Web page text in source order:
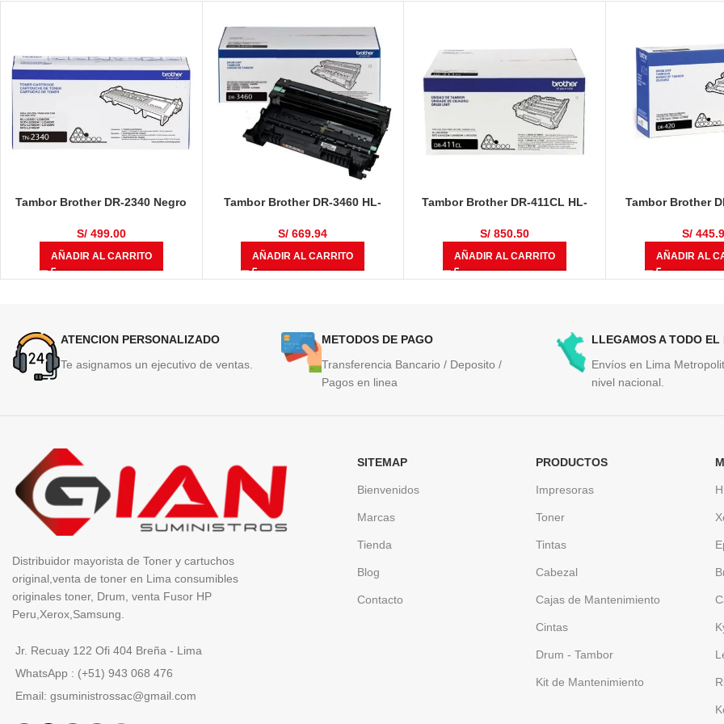
Tambor Brother DR-2340 Negro
S/499.00
AÑADIR AL CARRITO
Tambor Brother DR-3460 HL-
L5650DN / MFC-L6700 / MFC-
L6900DW / MFC-L5900DW 50,000
Páginas
S/ 669.94
AÑADIR AL CARRITO
Tambor Brother DR-411CL HL-
MULTIF, MFC-L8610CDW, MFC-
L8900CDW 50,000 Páginas
S/ 850.50
AÑADIR AL CARRITO
Tambor Brother
S/
AÑADIR AL
ATENCION PERSONALIZADO
Te asignamos un ejecutivo de ventas.
METODOS DE PAGO
Transferencia Bancario / Deposito /
Pagos en linea
LLEGAMOS A TODO EL
Envíos en Lima
nivel nacional.
Distribuidor mayorista de Toner y cartuchos
original,venta de toner en Lima consumibles
originales toner, Drum, venta Fusor HP
Peru,Xerox,Samsung.
Jr. Recuay 122 Ofi 404 Breña - Lima
WhatsApp : (+51) 943 068 476
Email: gsuministrossac@gmail.com
SITEMAP
Bienvenidos
Marcas
Tienda
Blog
Contacto
PRODUCTOS
Impresoras
Toner
Tintas
Cabezal
Cajas de Mantenimiento
Cintas
Drum - Tambor
Kit de Mantenimiento